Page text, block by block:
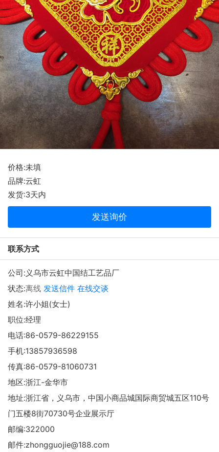
价格:未填
品牌:云虹
发货:3天内
发送询价
联系方式
公司: 义乌市云虹中国结工艺品厂
状态:离线 发送信件 在线交谈
姓名:许小姐(女士)
职位:经理
电话:86-0579-86229155
手机:13857936598
传真:86-0579-81060731
地区:浙江-金华市
地址:浙江省，义乌市，中国小商品城国际商贸城五区110号
门五楼8街70730号企业展示厅
邮编:322000
邮件:zhongguojie@188.com